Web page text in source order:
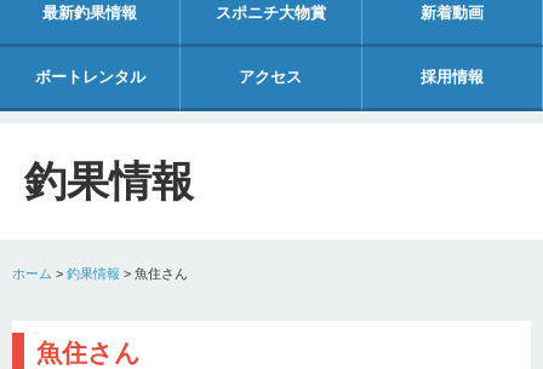
最新釣果情報 スポニチ大物賞 新着動画
ボートレンタル アクセス 採用情報
釣果情報
ホーム > 釣果情報 > 魚住さん
魚住さん